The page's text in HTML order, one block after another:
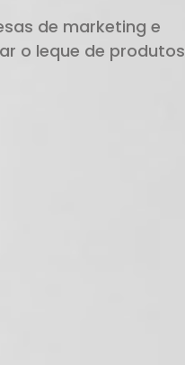
de marketing e
o leque de produtos